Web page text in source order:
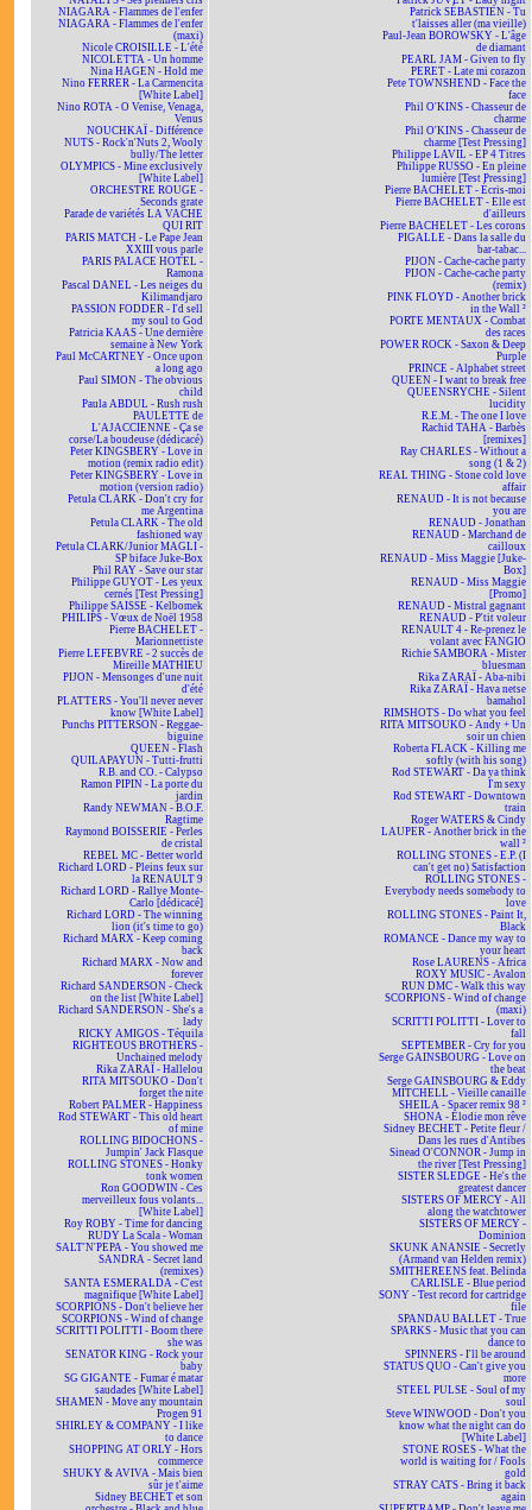
NIAGARA - Flammes de l'enfer
NIAGARA - Flammes de l'enfer
(maxi)
Nicole CROISILLE - L'été
NICOLETTA - Un homme
Nina HAGEN - Hold me
Nino FERRER - La Carmencita
[White Label]
Nino ROTA - O Venise, Venaga,
Venus
NOUCHKAÏ - Différence
NUTS - Rock'n'Nuts 2, Wooly
bully/The letter
OLYMPICS - Mine exclusively
[White Label]
ORCHESTRE ROUGE -
Seconds grate
Parade de variétés LA VACHE
QUI RIT
PARIS MATCH - Le Pape Jean
XXIII vous parle
PARIS PALACE HOTEL -
Ramona
Pascal DANEL - Les neiges du
Kilimandjaro
PASSION FODDER - I'd sell
my soul to God
Patricia KAAS - Une dernière
semaine à New York
Paul McCARTNEY - Once upon
a long ago
Paul SIMON - The obvious
child
Paula ABDUL - Rush rush
PAULETTE de
L'AJACCIENNE - Ça se
corse/La boudeuse (dédicacé)
Peter KINGSBERY - Love in
motion (remix radio edit)
Peter KINGSBERY - Love in
motion (version radio)
Petula CLARK - Don't cry for
me Argentina
Petula CLARK - The old
fashioned way
Petula CLARK/Junior MAGLI -
SP biface Juke-Box
Phil RAY - Save our star
Philippe GUYOT - Les yeux
cernés [Test Pressing]
Philippe SAISSE - Kelbomek
PHILIPS - Vœux de Noël 1958
Pierre BACHELET -
Marionnettiste
Pierre LEFEBVRE - 2 succès de
Mireille MATHIEU
PIJON - Mensonges d'une nuit
d'été
PLATTERS - You'll never never
know [White Label]
Punchs PITTERSON - Reggae-
biguine
QUEEN - Flash
QUILAPAYUN - Tutti-frutti
R.B. and CO. - Calypso
Ramon PIPIN - La porte du
jardin
Randy NEWMAN - B.O.F.
Ragtime
Raymond BOISSERIE - Perles
de cristal
REBEL MC - Better world
Richard LORD - Pleins feux sur
la RENAULT 9
Richard LORD - Rallye Monte-
Carlo [dédicacé]
Richard LORD - The winning
lion (it's time to go)
Richard MARX - Keep coming
back
Richard MARX - Now and
forever
Richard SANDERSON - Check
on the list [White Label]
Richard SANDERSON - She's a
lady
RICKY AMIGOS - Téquila
RIGHTEOUS BROTHERS -
Unchained melody
Rika ZARAÏ - Hallelou
RITA MITSOUKO - Don't
forget the nite
Robert PALMER - Happiness
Rod STEWART - This old heart
of mine
ROLLING BIDOCHONS -
Jumpin' Jack Flasque
ROLLING STONES - Honky
tonk women
Ron GOODWIN - Ces
merveilleux fous volants...
[White Label]
Roy ROBY - Time for dancing
RUDY La Scala - Woman
SALT'N'PEPA - You showed me
SANDRA - Secret land
(remixes)
SANTA ESMERALDA - C'est
magnifique [White Label]
SCORPIONS - Don't believe her
SCORPIONS - Wind of change
SCRITTI POLITTI - Boom there
she was
SENATOR KING - Rock your
baby
SG GIGANTE - Fumar é matar
saudades [White Label]
SHAMEN - Move any mountain
Progen 91
SHIRLEY & COMPANY - I like
to dance
SHOPPING AT ORLY - Hors
commerce
SHUKY & AVIVA - Mais bien
sûr je t'aime
Sidney BECHET et son
Patrick SÉBASTIEN - Tu
t'laisses aller (ma vieille)
Paul-Jean BOROWSKY - L'âge
de diamant
PEARL JAM - Given to fly
PERET - Late mi corazon
Pete TOWNSHEND - Face the
face
Phil O'KINS - Chasseur de
charme
Phil O'KINS - Chasseur de
charme [Test Pressing]
Philippe LAVIL - EP 4 Titres
Philippe RUSSO - En pleine
lumière [Test Pressing]
Pierre BACHELET - Écris-moi
Pierre BACHELET - Elle est
d'ailleurs
Pierre BACHELET - Les corons
PIGALLE - Dans la salle du
bar-tabac...
PIJON - Cache-cache party
PIJON - Cache-cache party
(remix)
PINK FLOYD - Another brick
in the Wall ²
PORTE MENTAUX - Combat
des races
POWER ROCK - Saxon & Deep
Purple
PRINCE - Alphabet street
QUEEN - I want to break free
QUEENSRYCHE - Silent
lucidity
R.E.M. - The one I love
Rachid TAHA - Barbès
[remixes]
Ray CHARLES - Without a
song (1 & 2)
REAL THING - Stone cold love
affair
RENAUD - It is not because
you are
RENAUD - Jonathan
RENAUD - Marchand de
cailloux
RENAUD - Miss Maggie [Juke-
Box]
RENAUD - Miss Maggie
[Promo]
RENAUD - Mistral gagnant
RENAUD - P'tit voleur
RENAULT 4 - Re-prenez le
volant avec FANGIO
Richie SAMBORA - Mister
bluesman
Rika ZARAÏ - Aba-nibi
Rika ZARAÏ - Hava netse
bamahol
RIMSHOTS - Do what you feel
RITA MITSOUKO - Andy + Un
soir un chien
Roberta FLACK - Killing me
softly (with his song)
Rod STEWART - Da ya think
I'm sexy
Rod STEWART - Downtown
train
Roger WATERS & Cindy
LAUPER - Another brick in the
wall ²
ROLLING STONES - E.P. (I
can't get no) Satisfaction
ROLLING STONES -
Everybody needs somebody to
love
ROLLING STONES - Paint It,
Black
ROMANCE - Dance my way to
your heart
Rose LAURENS - Africa
ROXY MUSIC - Avalon
RUN DMC - Walk this way
SCORPIONS - Wind of change
(maxi)
SCRITTI POLITTI - Lover to
fall
SEPTEMBER - Cry for you
Serge GAINSBOURG - Love on
the beat
Serge GAINSBOURG & Eddy
MITCHELL - Vieille canaille
SHEILA - Spacer remix 98 ²
SHONA - Elodie mon rêve
Sidney BECHET - Petite fleur /
Dans les rues d'Antibes
Sinead O'CONNOR - Jump in
the river [Test Pressing]
SISTER SLEDGE - He's the
greatest dancer
SISTERS OF MERCY - All
along the watchtower
SISTERS OF MERCY -
Dominion
SKUNK ANANSIE - Secretly
(Armand van Helden remix)
SMITHEREENS feat. Belinda
CARLISLE - Blue period
SONY - Test record for cartridge
file
SPANDAU BALLET - True
SPARKS - Music that you can
dance to
SPINNERS - I'll be around
STATUS QUO - Can't give you
more
STEEL PULSE - Soul of my
soul
Steve WINWOOD - Don't you
know what the night can do
[White Label]
STONE ROSES - What the
world is waiting for / Fools
gold
STRAY CATS - Bring it back
again